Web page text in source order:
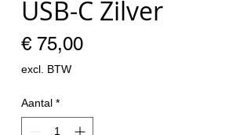
USB-C Zilver
€ 75,00Prijs
excl. BTW
Aantal *